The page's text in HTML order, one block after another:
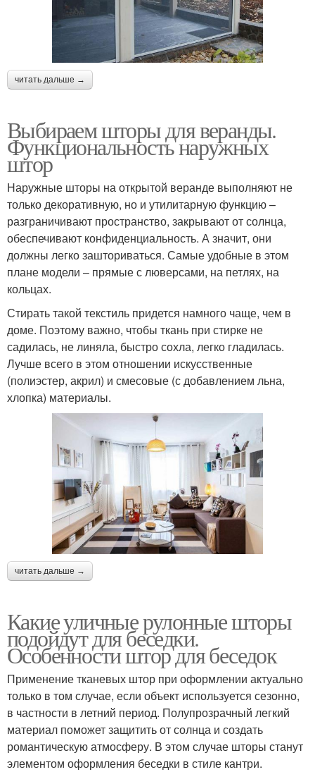
читать дальше →
Выбираем шторы для веранды.
Функциональность наружных
штор
Наружные шторы на открытой веранде выполняют не
только декоративную, но и утилитарную функцию –
разграничивают пространство, закрывают от солнца,
обеспечивают конфиденциальность. А значит, они
должны легко зашториваться. Самые удобные в этом
плане модели – прямые с люверсами, на петлях, на
кольцах.
Стирать такой текстиль придется намного чаще, чем в
доме. Поэтому важно, чтобы ткань при стирке не
садилась, не линяла, быстро сохла, легко гладилась.
Лучше всего в этом отношении искусственные
(полиэстер, акрил) и смесовые (с добавлением льна,
хлопка) материалы.
читать дальше →
Какие уличные рулонные шторы
подойдут для беседки.
Особенности штор для беседок
Применение тканевых штор при оформлении актуально
только в том случае, если объект используется сезонно,
в частности в летний период. Полупрозрачный легкий
материал поможет защитить от солнца и создать
романтическую атмосферу. В этом случае шторы станут
элементом оформления беседки в стиле кантри.